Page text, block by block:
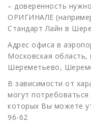
– доверенность
ОРИГИНАЛЕ
Стандарт Лайн в
Адрес офиса в
Московская область,
Шереметьево,
В зависимости от
могут
которых Вы можете
96-62